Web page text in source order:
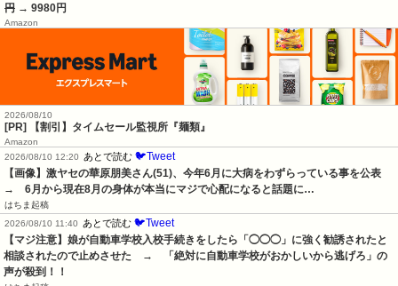
円 → 9980円
Amazon
2026/08/10
[PR] 【割引】タイムセール監視所『麺類』
Amazon
2026/08/10 12:20
あとで読む 🐦Tweet
【画像】激ヤセの華原朋美さん(51)、今年6月に大病をわずらっている事を公表
→　6月から現在8月の身体が本当にマジで心配になると話題に…
はちま起稿
2026/08/10 11:40
あとで読む 🐦Tweet
【マジ注意】娘が自動車学校入校手続きをしたら「◯◯◯」に強く勧誘されたと
相談されたので止めさせた　→　「絶対に自動車学校がおかしいから逃げろ」の
声が殺到！！